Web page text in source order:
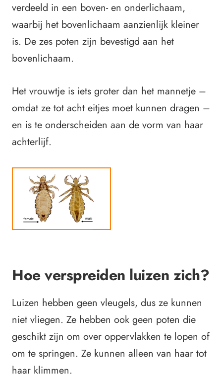
verdeeld in een boven- en onderlichaam,
waarbij het bovenlichaam aanzienlijk kleiner
is. De zes poten zijn bevestigd aan het
bovenlichaam.
Het vrouwtje is iets groter dan het mannetje –
omdat ze tot acht eitjes moet kunnen dragen –
en is te onderscheiden aan de vorm van haar
achterlijf.
Hoe verspreiden luizen zich?
Luizen hebben geen vleugels, dus ze kunnen
niet vliegen. Ze hebben ook geen poten die
geschikt zijn om over oppervlakken te lopen of
om te springen. Ze kunnen alleen van haar tot
haar klimmen.